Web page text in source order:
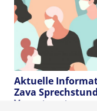
Aktuelle
Zava
Verantwortung